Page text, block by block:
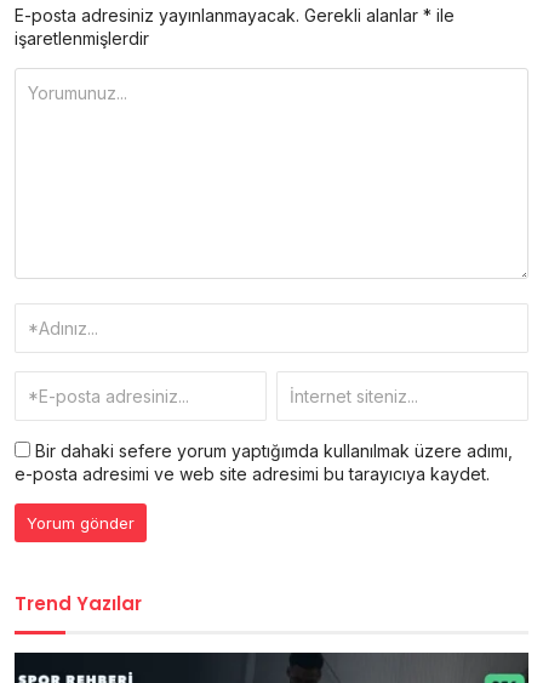
E-posta adresiniz yayınlanmayacak. Gerekli alanlar * ile
işaretlenmişlerdir
Bir dahaki sefere yorum yaptığımda kullanılmak üzere adımı,
e-posta adresimi ve web site adresimi bu tarayıcıya kaydet.
Trend Yazılar